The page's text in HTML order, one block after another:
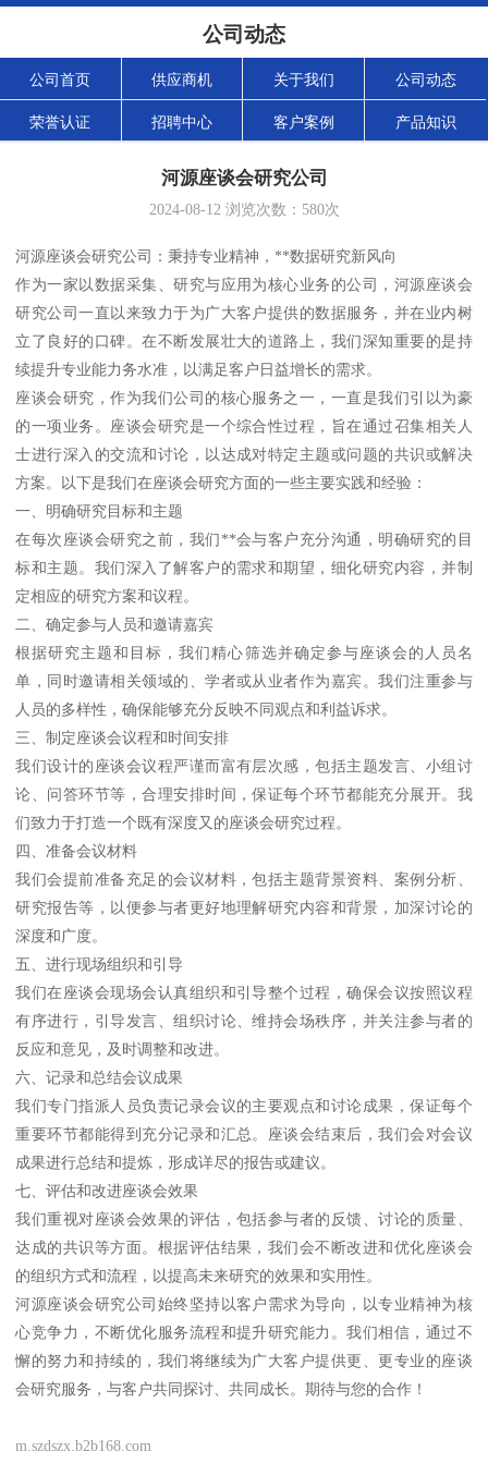
公司动态
公司首页 供应商机 关于我们 公司动态
荣誉认证 招聘中心 客户案例 产品知识
河源座谈会研究公司
2024-08-12浏览次数： 580次
河源座谈会研究公司：秉持专业精神，**数据研究新风向
作为一家以数据采集、研究与应用为核心业务的公司，河源座谈会
研究公司一直以来致力于为广大客户提供的数据服务，并在业内树
立了良好的口碑。在不断发展壮大的道路上，我们深知重要的是持
续提升专业能力务水准，以满足客户日益增长的需求。
座谈会研究，作为我们公司的核心服务之一，一直是我们引以为豪
的一项业务。座谈会研究是一个综合性过程，旨在通过召集相关人
士进行深入的交流和讨论，以达成对特定主题或问题的共识或解决
方案。以下是我们在座谈会研究方面的一些主要实践和经验：
一、明确研究目标和主题
在每次座谈会研究之前，我们**会与客户充分沟通，明确研究的目
标和主题。我们深入了解客户的需求和期望，细化研究内容，并制
定相应的研究方案和议程。
二、确定参与人员和邀请嘉宾
根据研究主题和目标，我们精心筛选并确定参与座谈会的人员名
单，同时邀请相关领域的、学者或从业者作为嘉宾。我们注重参与
人员的多样性，确保能够充分反映不同观点和利益诉求。
三、制定座谈会议程和时间安排
我们设计的座谈会议程严谨而富有层次感，包括主题发言、小组讨
论、问答环节等，合理安排时间，保证每个环节都能充分展开。我
们致力于打造一个既有深度又的座谈会研究过程。
四、准备会议材料
我们会提前准备充足的会议材料，包括主题背景资料、案例分析、
研究报告等，以便参与者更好地理解研究内容和背景，加深讨论的
深度和广度。
五、进行现场组织和引导
我们在座谈会现场会认真组织和引导整个过程，确保会议按照议程
有序进行，引导发言、组织讨论、维持会场秩序，并关注参与者的
反应和意见，及时调整和改进。
六、记录和总结会议成果
我们专门指派人员负责记录会议的主要观点和讨论成果，保证每个
重要环节都能得到充分记录和汇总。座谈会结束后，我们会对会议
成果进行总结和提炼，形成详尽的报告或建议。
七、评估和改进座谈会效果
我们重视对座谈会效果的评估，包括参与者的反馈、讨论的质量、
达成的共识等方面。根据评估结果，我们会不断改进和优化座谈会
的组织方式和流程，以提高未来研究的效果和实用性。
河源座谈会研究公司始终坚持以客户需求为导向，以专业精神为核
心竞争力，不断优化服务流程和提升研究能力。我们相信，通过不
懈的努力和持续的，我们将继续为广大客户提供更、更专业的座谈
会研究服务，与客户共同探讨、共同成长。期待与您的合作！
m.szdszx.b2b168.com